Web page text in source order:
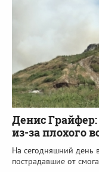
Денис
из-за плохого
На сегодняшний день
пострадавшие от смога